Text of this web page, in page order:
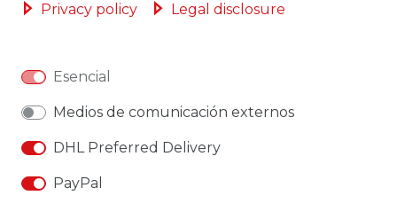
Privacy policy Legal disclosure
Esencial
Medios de comunicación externos
DHL Preferred Delivery
PayPal